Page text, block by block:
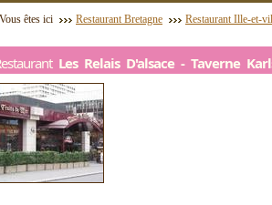
Vous êtes ici Restaurant Bretagne Restaurant Ille-et-
Les Relais D'alsace - Taverne